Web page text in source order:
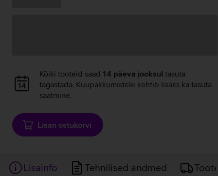
Andmete
laadimine
Kõiki tooteid saad 14 päeva jooksul tasuta
tagastada. Kuupakkumistele kehtib lisaks ka tasuta
saatmine.
Lisan ostukorvi
Lisainfo Tehnilised andmed